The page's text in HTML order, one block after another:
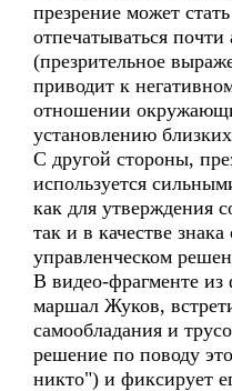
презрение может
отпечатываться почти
(презрительное
приводит к
отношении
установлению
С другой стороны,
используется
как для утверждения
так и в качестве
управленческом
В видео-фрагменте
маршал Жуков,
самообладания и
решение по поводу
никто") и фиксирует